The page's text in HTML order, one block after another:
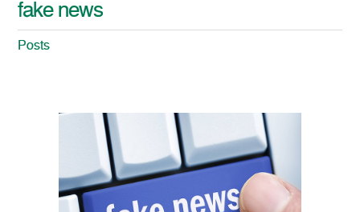
fake news
Posts